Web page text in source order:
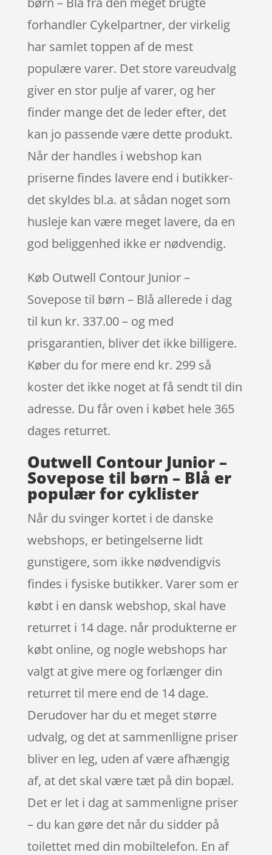
forhandler Cykelpartner, der virkelig
har samlet toppen af de mest
populære varer. Det store vareudvalg
giver en stor pulje af varer, og her
finder mange det de leder efter, det
kan jo passende være dette produkt.
Når der handles i webshop kan
priserne findes lavere end i butikker-
det skyldes bl.a. at sådan noget som
husleje kan være meget lavere, da en
god beliggenhed ikke er nødvendig.
Køb Outwell Contour Junior –
Sovepose til børn – Blå allerede i dag
til kun kr. 337.00 – og med
prisgarantien, bliver det ikke billigere.
Køber du for mere end kr. 299 så
koster det ikke noget at få sendt til din
adresse. Du får oven i købet hele 365
dages returret.
Outwell Contour Junior –
Sovepose til børn – Blå er
populær for cyklister
Når du svinger kortet i de danske
webshops, er betingelserne lidt
gunstigere, som ikke nødvendigvis
findes i fysiske butikker. Varer som er
købt i en dansk webshop, skal have
returret i 14 dage. når produkterne er
købt online, og nogle webshops har
valgt at give mere og forlænger din
returret til mere end de 14 dage.
Derudover har du et meget større
udvalg, og det at sammenlligne priser
bliver en leg, uden af være afhængig
af, at det skal være tæt på din bopæl.
Det er let i dag at sammenligne priser
– du kan gøre det når du sidder på
toilettet med din mobiltelefon. En af